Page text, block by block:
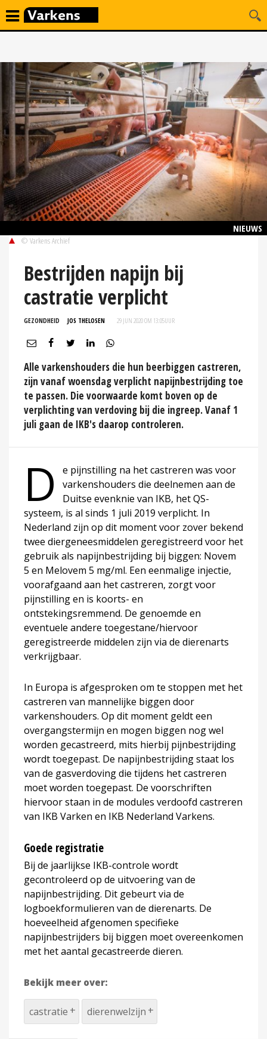
NIEUWS
© Varkens Archief
Bestrijden napijn bij
castratie verplicht
GEZONDHEID JOS THELOSEN 29 JUN 2020 OM 13:05UUR
Alle varkenshouders die hun beerbiggen castreren,
zijn vanaf woensdag verplicht napijnbestrijding toe
te passen. Die voorwaarde komt boven op de
verplichting van verdoving bij die ingreep. Vanaf 1
juli gaan de IKB's daarop controleren.
D
e pijnstilling na het castreren was voor
varkenshouders die deelnemen aan de
Duitse evenknie van IKB, het QS-
systeem, is al sinds 1 juli 2019 verplicht. In
Nederland zijn op dit moment voor zover bekend
twee diergeneesmiddelen geregistreerd voor het
gebruik als napijnbestrijding bij biggen: Novem
5 en Melovem 5 mg/ml. Een eenmalige injectie,
voorafgaand aan het castreren, zorgt voor
pijnstilling en is koorts- en
ontstekingsremmend. De genoemde en
eventuele andere toegestane/hiervoor
geregistreerde middelen zijn via de dierenarts
verkrijgbaar.
In Europa is afgesproken om te stoppen met het
castreren van mannelijke biggen door
varkenshouders. Op dit moment geldt een
overgangstermijn en mogen biggen nog wel
worden gecastreerd, mits hierbij pijnbestrijding
wordt toegepast. De napijnbestrijding staat los
van de gasverdoving die tijdens het castreren
moet worden toegepast. De voorschriften
hiervoor staan in de modules verdoofd castreren
van IKB Varken en IKB Nederland Varkens.
Goede registratie
Bij de jaarlijkse IKB-controle wordt
gecontroleerd op de uitvoering van de
napijnbestrijding. Dit gebeurt via de
logboekformulieren van de dierenarts. De
hoeveelheid afgenomen specifieke
napijnbestrijders bij biggen moet overeenkomen
met het aantal gecastreerde dieren.
Bekijk meer over:
castratie dierenwelzijn